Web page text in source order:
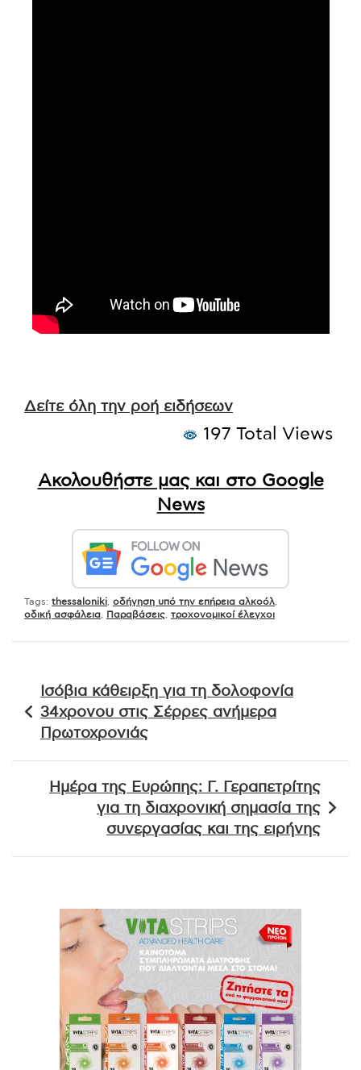
Δείτε όλη την ροή ειδήσεων
197 Total Views
Ακολουθήστε μας και στο Google
News
Tags: thessaloniki οδήγηση υπό την επήρεια αλκοόλ
οδική ασφάλεια
Παραβάσεις τροχονομικοί έλεγχοι
άρθρων
Ισόβια κάθειρξη για τη δολοφονία
34χρονου στις Σέρρες ανήμερα
Πρωτοχρονιάς
Ημέρα της Ευρώπης: Γ. Γεραπετρίτης
για τη διαχρονική σημασία της
συνεργασίας και της ειρήνης